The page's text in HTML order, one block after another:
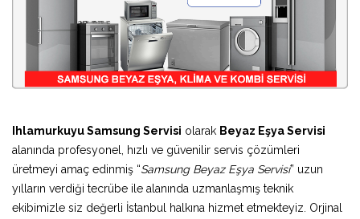
Ihlamurkuyu Samsung Servisi olarak Beyaz Eşya Servisi
alanında profesyonel, hızlı ve güvenilir servis çözümleri
üretmeyi amaç edinmiş “Samsung Beyaz Eşya Servisi” uzun
yılların verdiği tecrübe ile alanında uzmanlaşmış teknik
ekibimizle siz değerli İstanbul halkına hizmet etmekteyiz. Orjinal